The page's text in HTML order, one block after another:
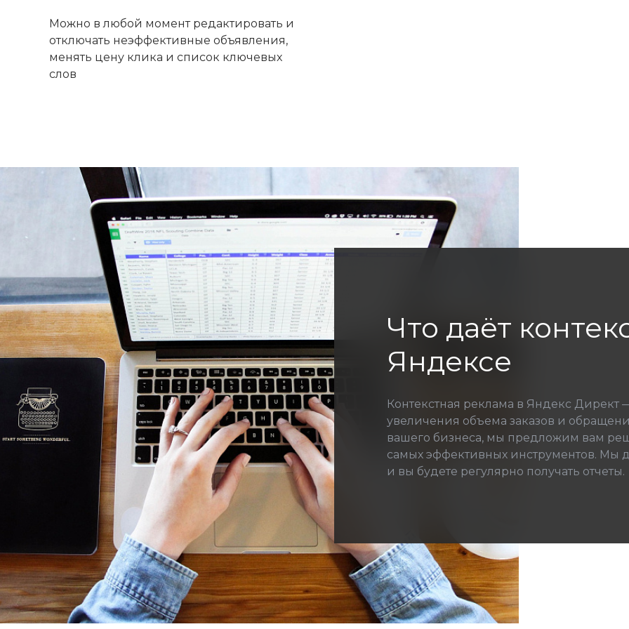
Можно в любой момент редактировать и
отключать неэффективные объявления,
менять цену клика и список ключевых
слов
Что даёт
Яндексе
Контекстная реклама в Яндекс
увеличения объема заказов и
вашего бизнеса, мы предложим вам
самых эффективных инструментов. Мы
и вы будете регулярно получать отчеты.